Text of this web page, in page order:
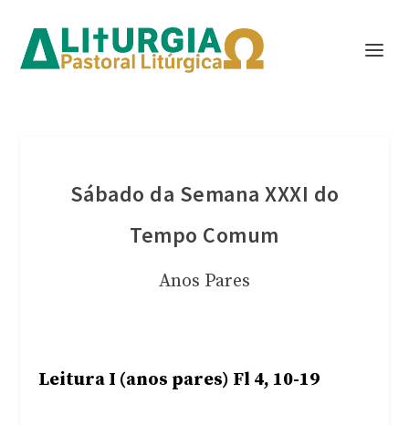
Sábado da Semana XXXI do
Tempo Comum
Anos Pares
Leitura I (anos pares) Fl 4, 10-19